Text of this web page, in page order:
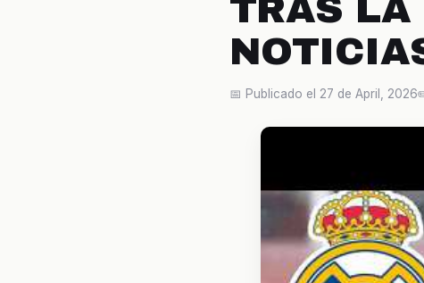
TRAS LA
📅 Publicado el 27 de April, 2026